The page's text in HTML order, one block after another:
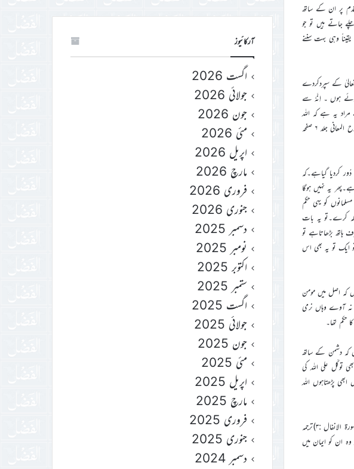
قدم پر ان کے ساتھ
جاتے ہیں تو جو
وہی بہت سننے
کے سپردکردے
ہوں ۔ اِنَّہٗ سے
یہ ہے کہ اللہ
تعالیٰ ان کی نیتوں کو بھی جانتاہے۔پس وہ ان سے ایسا مواخذہ کرے گا جس کے وہ مستحق ہیں اور ان کی تدابیر کو ان پر الٹا دے گا۔ (تفسیر روح المعانی جلد ۶ صفحہ
کردیا گیاہے۔کہ
یہ نہیں ہوگا
کو یہی حکم
کرے۔تو یہ بات
بڑھاتاہے تو
ایک تو یہ بھی اس
کہ اصل میں مومن
نہ آوے وہاں نرمی
تھا۔
کہ دشمن کے ساتھ
توکّل علی اللہ کی
پڑھتاہوں اللہ
اِنَّمَا الۡمُؤۡمِنُوۡنَ الَّذِیۡنَ اِذَا ذُکِرَ اللّٰہُ وَجِلَتۡ قُلُوۡبُہُمۡ وَ اِذَا تُلِیَتۡ عَلَیۡہِمۡ اٰیٰتُہٗ زَادَتۡہُمۡ اِیۡمَانًا وَّ عَلٰی رَبِّہِمۡ یَتَوَکَّلُوۡنَ (سورۃ الانفال :۳)ترجمہ
ان کو ایمان میں
آرکائیوز
اگست 2026
جولائی 2026
جون 2026
مئی 2026
اپریل 2026
مارچ 2026
فروری 2026
جنوری 2026
دسمبر 2025
نومبر 2025
اکتوبر 2025
ستمبر 2025
اگست 2025
جولائی 2025
جون 2025
مئی 2025
اپریل 2025
مارچ 2025
فروری 2025
جنوری 2025
دسمبر 2024